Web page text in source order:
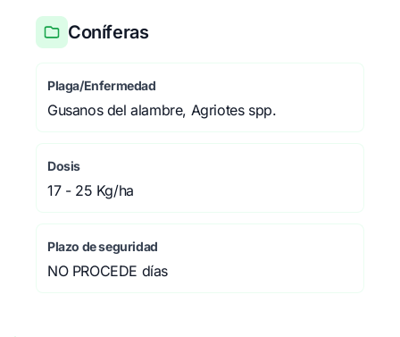
Coníferas
Plaga/Enfermedad
Gusanos del alambre, Agriotes spp.
Dosis
17 - 25 Kg/ha
Plazo de seguridad
NO PROCEDE días